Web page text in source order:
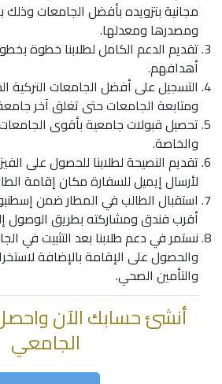
مجانية بتزويده بأفضل الجامعات
ومصدرها ومعدلها.
تقديم الدعم الكامل لطلابنا خطوة
أهدافهم.
التسجيل علىأفضل الجامعات التركية
ومتابعة الجامعات حتى تغلق آخر
تحصيل قبولات جامعية بأقوى
والخاصة.
تقديم النصيحة لطلابنا للحصول على
لأرسال إيميل للسفارة مكان إقامة
استقبال الطالب في المطار ضمن
أقرب فندق ومشاركته بطريق الوصول
نستمر في دعم طلابنا بعد التثبيت في
والحصول على الإقامة بالإضافة
والتأمين الصحي.
أنشئ حسابك الآن
الجامعي